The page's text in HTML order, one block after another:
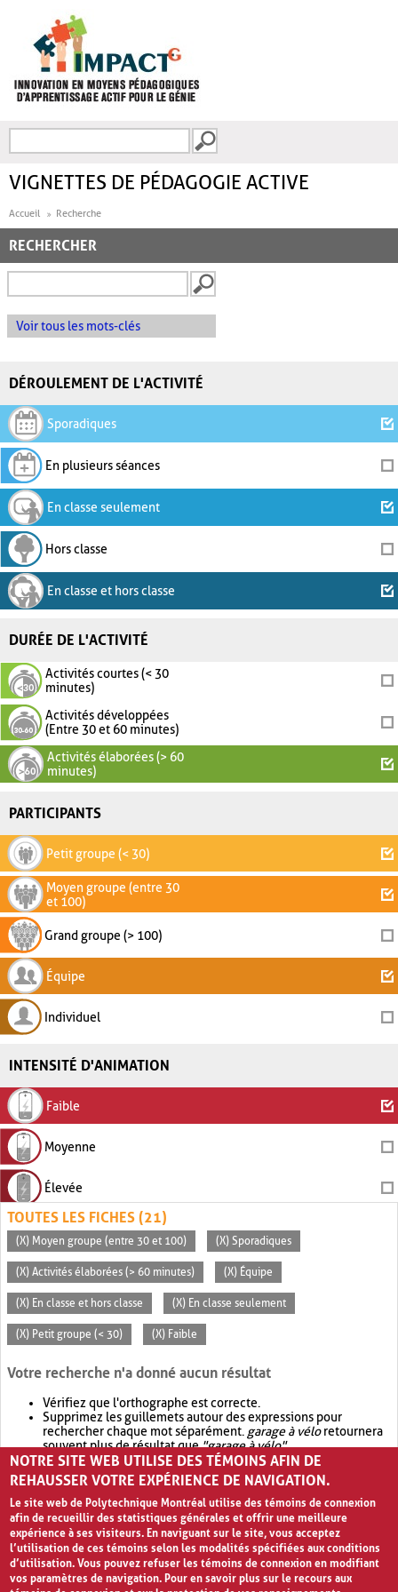
FORMULAIRE DE
VIGNETTES DE PÉDAGOGIE ACTIVE
Accueil Recherche
RECHERCHER
Voir tous les mots-clés
DÉROULEMENT DE L'ACTIVITÉ
Sporadiques
En plusieurs séances
En classe seulement
Hors classe
En classe et hors classe
DURÉE DE L'ACTIVITÉ
Activités courtes (< 30
minutes)
Activités développées
(Entre 30 et 60 minutes)
Activités élaborées (> 60
minutes)
PARTICIPANTS
Petit groupe (< 30)
Moyen groupe (entre 30
et 100)
Grand groupe (> 100)
Équipe
Individuel
INTENSITÉ D'ANIMATION
Faible
Moyenne
Élevée
TOUTES LES FICHES (21)
(X) Moyen groupe (entre 30 et 100) (X) Sporadiques
(X) Activités élaborées (> 60 minutes) (X) Équipe
(X) En classe et hors classe (X) En classe seulement
(X) Petit groupe (< 30) (X) Faible
Votre recherche n'a donné aucun résultat
Vérifiez que l'orthographe est correcte.
Supprimez les guillemets autour des expressions pour
rechercher chaque mot séparément. garage à véloretournera
souvent plus de résultat que"garage à vélo".
Envisagez d'élargir votre recherche avec OR.garage OR vélo
retournera souvent plus de résultat quegarage à vélo
NOTRE SITE WEB UTILISE DES TÉMOINS AFIN DE
REHAUSSER VOTRE EXPÉRIENCE DE NAVIGATION.
Le site web de Polytechnique Montréal utilise des témoins de connexion
afin de recueillir des statistiques générales et offrir une meilleure
expérience à ses visiteurs. En naviguant sur le site, vous acceptez
l’utilisation de ces témoins selon les modalités spécifiées aux conditions
d’utilisation. Vous pouvez refuser les témoins de connexion en modifiant
vos paramètres de navigation. Pour en savoir plus sur le recours aux